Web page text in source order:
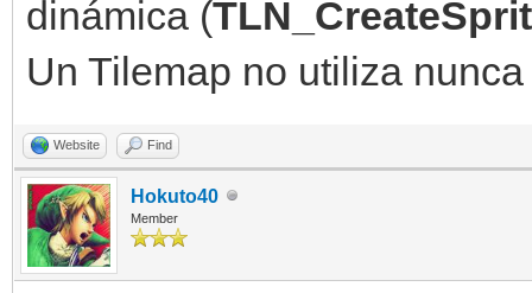
dinámica (
Un Tilemap no utiliza
Website Find
Hokuto40
Member